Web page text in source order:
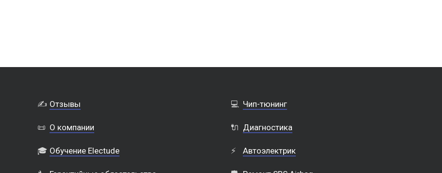
✍️ Отзывы
📜 О компании
🎓 Обучение Electude
💻 Чип-тюнинг
🔌 Диагностика
⚡ Автоэлектрик